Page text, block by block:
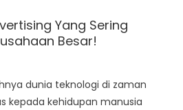
Yang Sering
Besar!
dunia teknologi di zaman
kepada kehidupan manusia